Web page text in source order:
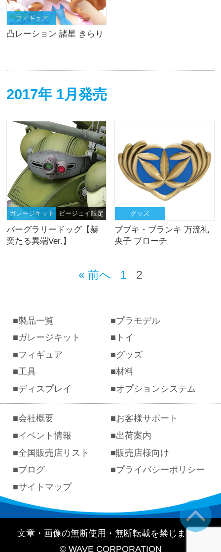
フィギュア
凸レーション 諸星 きらり
2017年 1月発売
ガレージキット ビージェイ限定
バーグラリードッグ【赫
奕たる異端Ver.】
グッズ
ブブキ・ブランキ 万流礼
央子 ブローチ
« 前へ 1 2
製品一覧
プラモデル
ガレージキット
トイ
フィギュア
グッズ
工具
材料
ディスプレイ
オプションシステム
会社概要
お客様サポート
イベント情報
出荷案内
全国販売店リスト
販売店様向け
ブログ
プライバシーポリシー
サイトマップ
文章・画像の無断使用・無断転載を禁じます。
© WAVE CORPORATION